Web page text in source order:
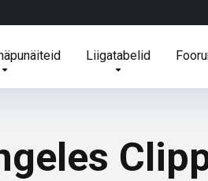
Liigatabelid